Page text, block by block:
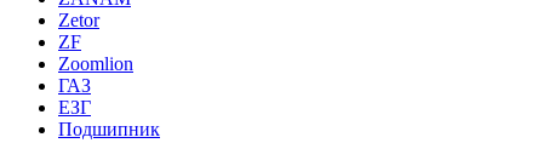
Zetor
ZF
Zoomlion
ГАЗ
ЕЗГ
Подшипник